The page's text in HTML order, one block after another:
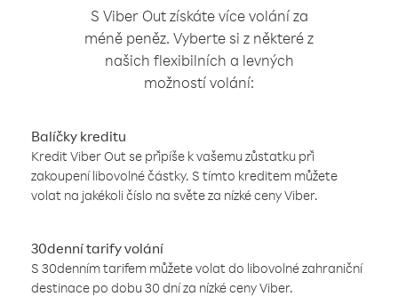
S Viber Out získáte více volání za
méně peněz. Vyberte si z některé z
našich flexibilních a levných
možností volání:
Balíčky kreditu
Kredit Viber Out se připíše k vašemu zůstatku při
zakoupení libovolné částky. S tímto kreditem můžete
volat na jakékoli číslo na světe za nízké ceny Viber.
30denní tarify volání
S 30denním tarifem můžete volat do libovolné zahraniční
destinace po dobu 30 dní za nízké ceny Viber.